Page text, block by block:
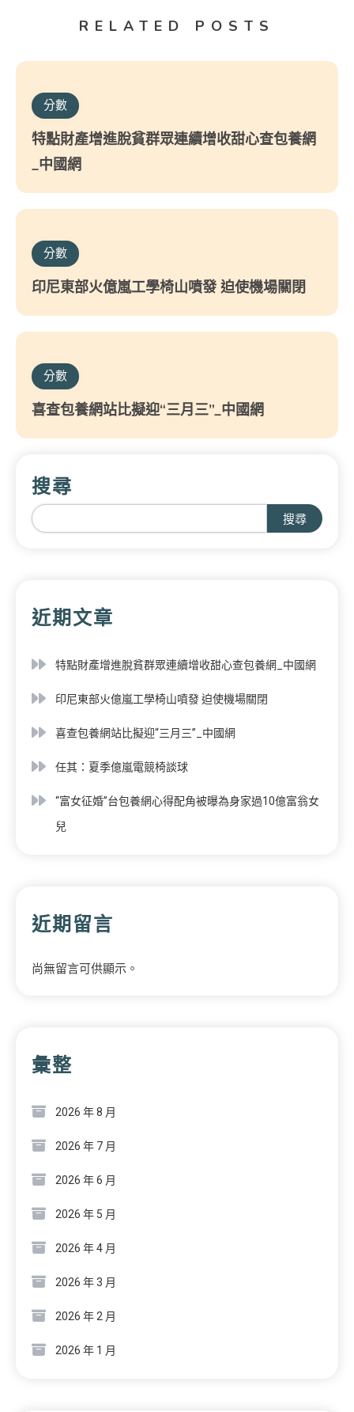
RELATED POSTS
分數
特點財產增進脫貧群眾連續增收甜心查包養網
_中國網
分數
印尼東部火億嵐工學椅山噴發 迫使機場關閉
分數
喜查包養網站比擬迎“三月三”_中國網
搜尋
搜尋
近期文章
特點財產增進脫貧群眾連續增收甜心查包養網_中國網
印尼東部火億嵐工學椅山噴發 迫使機場關閉
喜查包養網站比擬迎“三月三”_中國網
任其：夏季億嵐電競椅談球
“富女征婚”台包養網心得配角被曝為身家過10億富翁女
兒
近期留言
尚無留言可供顯示。
彙整
2026 年 8 月
2026 年 7 月
2026 年 6 月
2026 年 5 月
2026 年 4 月
2026 年 3 月
2026 年 2 月
2026 年 1 月